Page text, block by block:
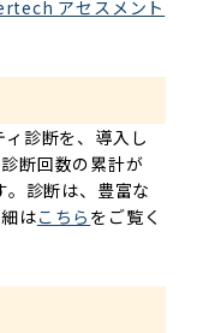
アセスメント
診断を、導入し
断回数の累計が
診断は、豊富な
はこちら をご覧く